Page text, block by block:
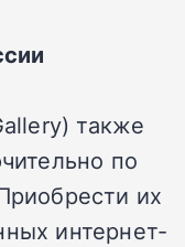
также
по
их
интернет-